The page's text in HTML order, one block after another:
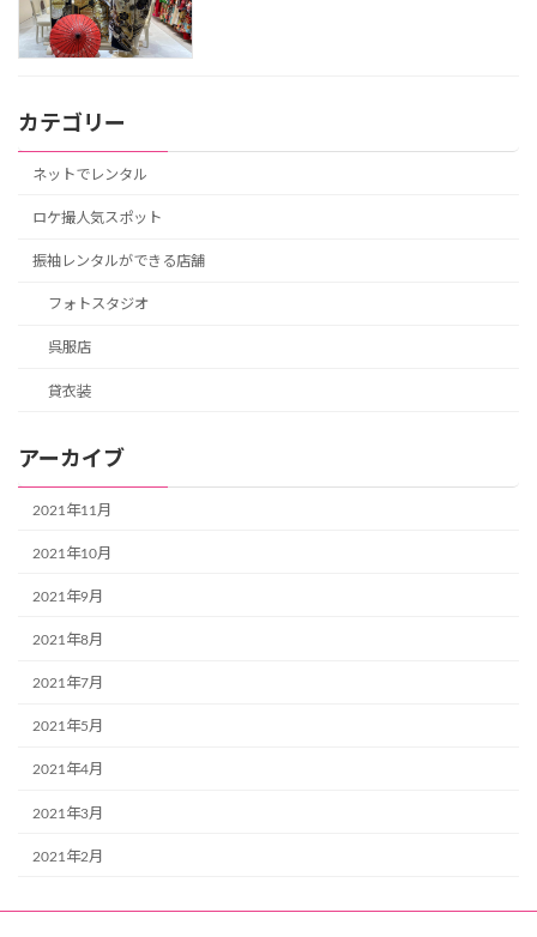
カテゴリー
ネットでレンタル
ロケ撮人気スポット
振袖レンタルができる店舗
フォトスタジオ
呉服店
貸衣装
アーカイブ
2021年11月
2021年10月
2021年9月
2021年8月
2021年7月
2021年5月
2021年4月
2021年3月
2021年2月